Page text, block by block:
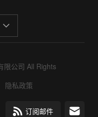
限公司 All Rights
隐私政策
订阅邮件